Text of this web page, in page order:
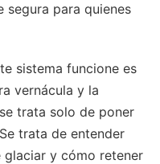
segura para quienes
sistema funcione es
vernácula y la
trata solo de poner
trata de entender
glaciar y cómo retener